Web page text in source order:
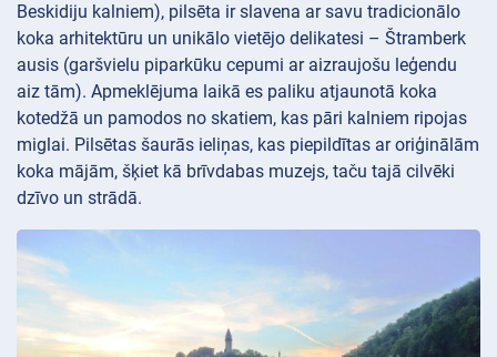
Beskidiju kalniem), pilsēta ir slavena ar savu tradicionālo
koka arhitektūru un unikālo vietējo delikatesi – Štramberk
ausis (garšvielu piparkūku cepumi ar aizraujošu leģendu
aiz tām). Apmeklējuma laikā es paliku atjaunotā koka
kotedžā un pamodos no skatiem, kas pāri kalniem ripojas
miglai. Pilsētas šaurās ieliņas, kas piepildītas ar oriģinālām
koka mājām, šķiet kā brīvdabas muzejs, taču tajā cilvēki
dzīvo un strādā.